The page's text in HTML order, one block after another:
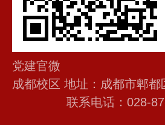
党建官微
成都校区 地址：成都市郫
联系电话：028-